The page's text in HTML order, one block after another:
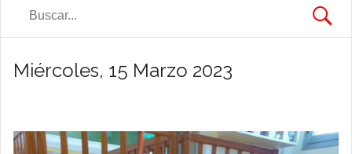
Miércoles, 15 Marzo 2023